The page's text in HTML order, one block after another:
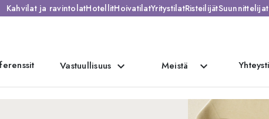
Kahvilat ja ravintolatHotellitHoivatilatYritystilatRisteilijätSuunnittelijat
Vastuullisuus expand_more Meistä expand_more